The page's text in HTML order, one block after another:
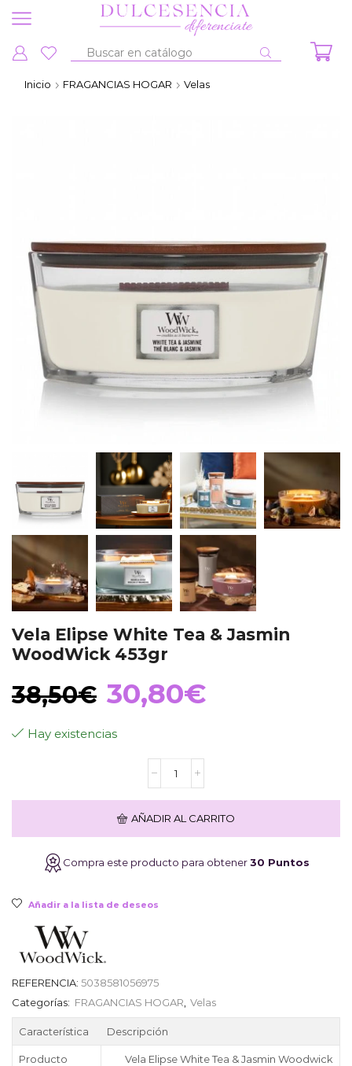
Entrada
búsqueda
Inicio FRAGANCIAS HOGAR Velas
Vela Elipse White Tea & Jasmin
WoodWick 453gr
38,50€ El
precio
original
era:
38,50€.
30,80€
es:
30,80€.
Hay existencias
&
Jasmin
453gr
AÑADIR AL CARRITO
Compra este producto para obtener30 Puntos
Añadir a la lista de deseos
REFERENCIA: 5038581056975
Categorías: FRAGANCIAS HOGAR Velas
Característica Descripción
Producto Vela Elipse White Tea & Jasmin Woodwick